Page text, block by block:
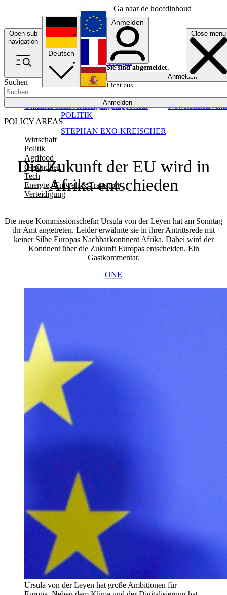
Ga naar de hoofdinhoud
Open sub
navigation
Close menu
Suchen
Anmelden
POLICY AREAS
Wirtschaft
Politik
Agrifood
Gesundheit
Tech
Energie, Umwelt & Transport
Verteidigung
UkrainePolitikVerteidigungRapporteur NewslettersEvents
Deutsch
English
Français
Anmelden
Sie sind abgemeldet.
Anmelden
Licht aus
Die Zukunft der EU wird in
Afrika entschieden
Die neue Kommissionschefin Ursula von der Leyen hat am Sonntag
ihr Amt angetreten. Leider erwähnte sie in ihrer Antrittsrede mit
keiner Silbe Europas Nachbarkontinent Afrika. Dabei wird der
Kontinent über die Zukunft Europas entscheiden. Ein
Gastkommentar.
STEPHAN EXO-KREISCHER
POLITIK
ONE
Ursula von der Leyen hat große Ambitionen für